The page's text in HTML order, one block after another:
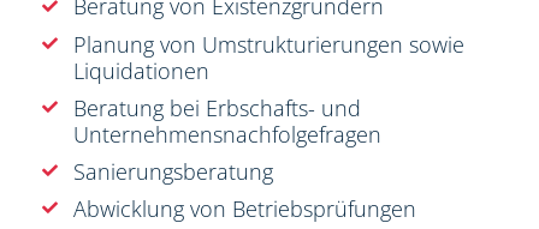
Beratung von Existenzgründern
Planung von Umstrukturierungen sowie
Liquidationen
Beratung bei Erbschafts- und
Unternehmensnachfolgefragen
Sanierungsberatung
Abwicklung von Betriebsprüfungen